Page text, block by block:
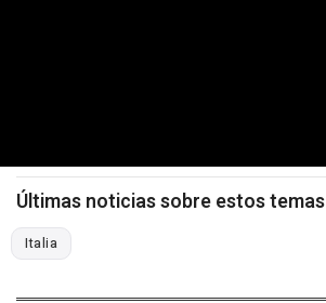
Últimas noticias sobre estos temas
Italia